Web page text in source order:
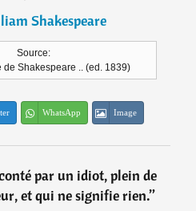
Shakespeare
Source:
Shakespeare .. (ed. 1839)
WhatsApp Image
par un idiot, plein de
et qui ne signifie rien.”